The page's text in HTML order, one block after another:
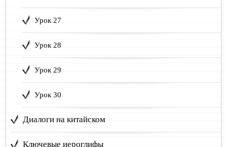
Урок 27
Урок 28
Урок 29
Урок 30
Диалоги на китайском
Ключевые иероглифы